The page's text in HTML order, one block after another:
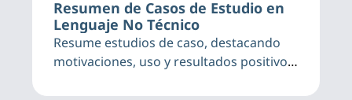
Resumen de Casos de Estudio en
Lenguaje No Técnico
Resume estudios de caso, destacando
motivaciones, uso y resultados positivos